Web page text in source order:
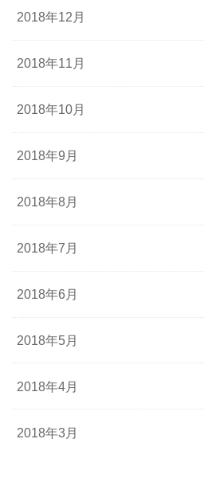
2018年12月
2018年11月
2018年10月
2018年9月
2018年8月
2018年7月
2018年6月
2018年5月
2018年4月
2018年3月